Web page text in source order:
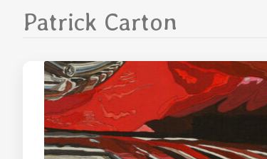
Patrick Carton